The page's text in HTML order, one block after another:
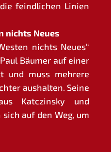
feind­li­chen Lini­en
nichts Neues
nichts Neu­es“
Bäu­mer auf einer
und muss meh­re­re
aus­hal­ten. Sei­ne
Kat­c­zinsky und
auf den Weg, um